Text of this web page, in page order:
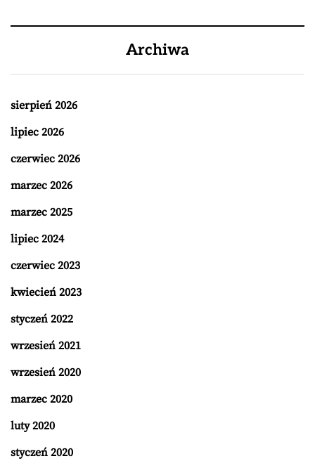
Archiwa
sierpień 2026
lipiec 2026
czerwiec 2026
marzec 2026
marzec 2025
lipiec 2024
czerwiec 2023
kwiecień 2023
styczeń 2022
wrzesień 2021
wrzesień 2020
marzec 2020
luty 2020
styczeń 2020